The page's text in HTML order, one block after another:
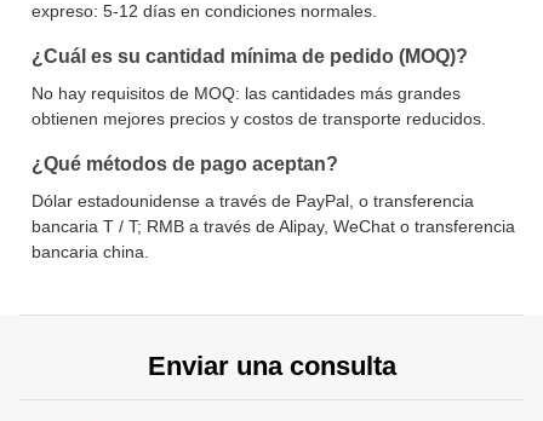
expreso: 5-12 días en condiciones normales.
¿Cuál es su cantidad mínima de pedido (MOQ)?
No hay requisitos de MOQ: las cantidades más grandes
obtienen mejores precios y costos de transporte reducidos.
¿Qué métodos de pago aceptan?
Dólar estadounidense a través de PayPal, o transferencia
bancaria T / T; RMB a través de Alipay, WeChat o transferencia
bancaria china.
Enviar una consulta